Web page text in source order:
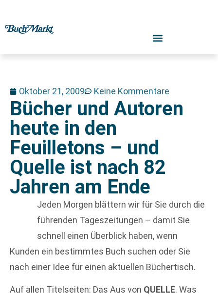
Oktober 21, 2009 Keine Kommentare
Bücher und Autoren
heute in den
Feuilletons – und
Quelle ist nach 82
Jahren am Ende
Jeden Morgen blättern wir für Sie durch die
führenden Tageszeitungen – damit Sie
schnell einen Überblick haben, wenn
Kunden ein bestimmtes Buch suchen oder Sie
nach einer Idee für einen aktuellen Büchertisch.
Auf allen Titelseiten: Das Aus von QUELLE. Was